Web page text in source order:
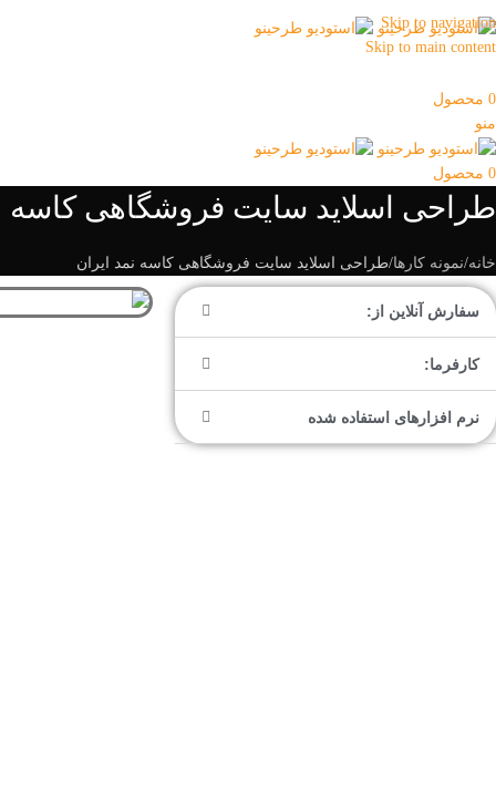
Skip to navigation
Skip to main content
0 محصول
منو
0 محصول
طراحی اسلاید سایت فروشگاهی کاسه
خانه نمونه کارها طراحی اسلاید سایت فروشگاهی کاسه نمد ایران
سفارش آنلاین از:
کارفرما:
نرم افزارهای استفاده شده